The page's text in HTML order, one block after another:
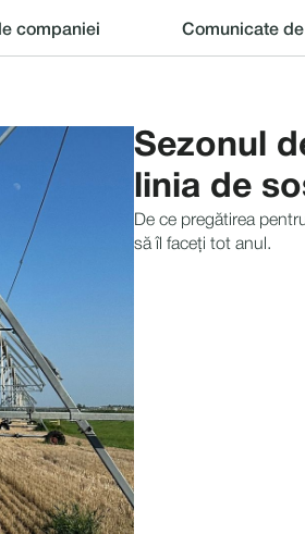
companiei Comunicate
Sezonul
linia de
De ce pregătirea
să îl faceți tot anul.